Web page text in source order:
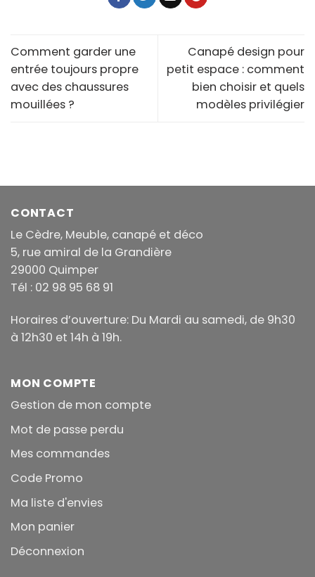
Comment garder une
entrée toujours propre
avec des chaussures
mouillées ?
Canapé design pour
petit espace : comment
bien choisir et quels
modèles privilégier
CONTACT
Le Cèdre, Meuble, canapé et déco
5, rue amiral de la Grandière
29000 Quimper
Tél : 02 98 95 68 91
Horaires d’ouverture: Du Mardi au samedi, de 9h30
à 12h30 et 14h à 19h.
MON COMPTE
Gestion de mon compte
Mot de passe perdu
Mes commandes
Code Promo
Ma liste d'envies
Mon panier
Déconnexion